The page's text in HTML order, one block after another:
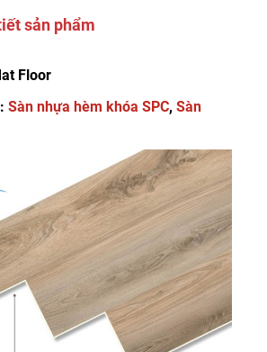
sản phẩm
Floor
Sàn nhựa hèm khóa SPC, Sàn